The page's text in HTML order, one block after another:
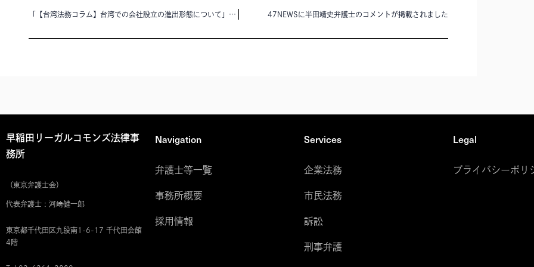
「【台湾法務コラム】台湾での会社設立の進出形態について」を公開いたしました。 47NEWSに半田靖史弁護士のコメントが掲載されました
早稲田リーガルコモンズ法律事
務所
（東京弁護士会）
代表弁護士 : 河﨑健一郎
東京都千代田区九段南1-6-17 千代田会館
4階
Navigation
弁護士等一覧
事務所概要
採用情報
Services
企業法務
市民法務
訴訟
刑事弁護
Legal
プライバシーポリ